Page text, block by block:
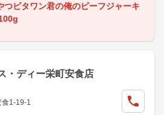
つビタワン君の俺のビーフジャーキ
・ディー栄町安食店
1-19-1